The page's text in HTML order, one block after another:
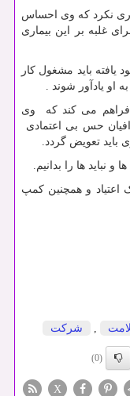
نکرد که وی احساس
غلبه بر این بیماری
باید مشغول کار
او یادآور شوند .
فراهم می کند که وی
حس بی اعتمادی
باید تعویض گردد.
نباید ها را بدانیم.
و همچنین کمپ
, شركت
(0)
X